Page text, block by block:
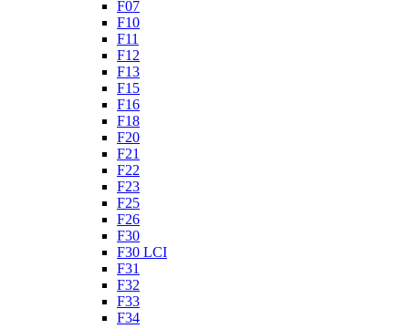
F07
F10
F11
F12
F13
F15
F16
F18
F20
F21
F22
F23
F25
F26
F30
F30 LCI
F31
F32
F33
F34